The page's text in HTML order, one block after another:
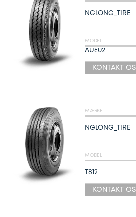
NGLONG_TIRE
MODEL
AU802
KONTAKT OS
MÆRKE
NGLONG_TIRE
MODEL
T812
KONTAKT OS